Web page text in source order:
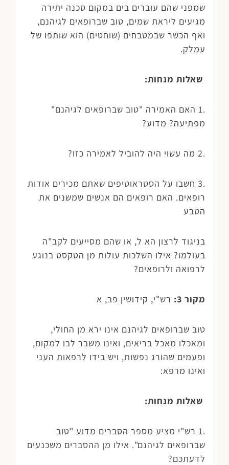
שמפני שהם עוברים בים במקום סכנה יתירה
מגיעים ליראת שמים, טוב שברופאים לגיהנם,
ואף הכשר שבמטבחים (שוחטים) הוא שותפו של
עמלק.
שאלות מנחות:
.1 האם האמירה "טוב שברופאים לגיהנם"
מפתיעה? מדוע?
.2 מה עשוי היה להוביל לאמירה כזו?
.3 חשבו על הסטראוטיפים שאתם מכירים אודות
רופאים. האם רופאים הם אנשים שמשנים את
הטבע
בניגוד לרצון הא ל, או שהם מסייעים לקב"ה
בעולמו? אילו השלכות עולות מן הטקסט בנוגע
לרפואה ולרופאים?
מקור 3: רש"י, קידושין פב, א
טוב שברופאים לגיהנם אינו ירא מן החולי,
ומאכלו מאכל בריאים, ואינו משבר לבו למקום,
ופעמים שהורג נפשות, ויש בידו לרפאות העני
ואינו מרפא:
שאלות מנחות:
.1 רש"י מציע מספר הסברים מדוע "טוב
שברופאים לגיהנם". אילו מן ההסברים משכנעים
לדעתכם?